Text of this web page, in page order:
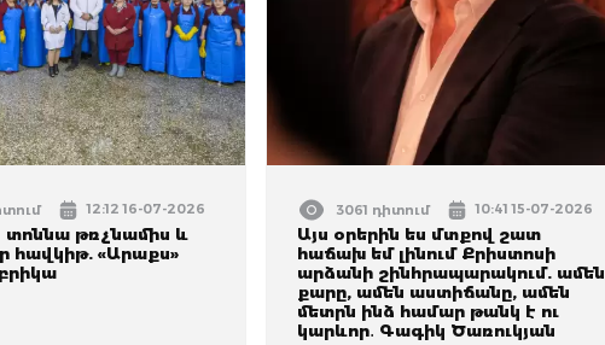
12:12 16-07-2026
տոննա թռչնամիս և
հավկիթ. «Արաքս»
3061 դիտում 10:41 15-07-2026
Այս օրերին ես մտքով շատ
հաճախ եմ լինում Քրիստոսի
արձանի շինհրապարակում. ամեն
քարը, ամեն աստիճանը, ամեն
մետրն ինձ համար թանկ է ու
կարևոր․ Գագիկ Ծառուկյան